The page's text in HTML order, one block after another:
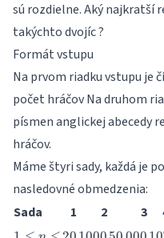
sú rozdielne. Aký najkratší
takýchto dvojíc ?
Formát vstupu
Na prvom riadku vstupu je
počet hráčov Na druhom
písmen anglickej abecedy
hráčov.
Máme štyri sady, každá je
nasledovné obmedzenia:
Sada
1 2 3
1
20 1000 50\,000